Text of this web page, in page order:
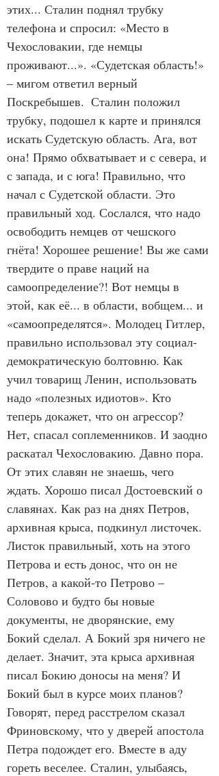
этих... Сталин поднял трубку
телефона и спросил: «Место в
Чехословакии, где немцы
проживают...». «Судетская область!»
– мигом ответил верный
Поскребышев.  Сталин положил
трубку, подошел к карте и принялся
искать Судетскую область. Ага, вот
она! Прямо обхватывает и с севера, и
с запада, и с юга! Правильно, что
начал с Судетской области. Это
правильный ход. Сослался, что надо
освободить немцев от чешского
гнёта! Хорошее решение! Вы же сами
твердите о праве наций на
самоопределение?! Вот немцы в
этой, как её... в области, вобщем... и
«самоопределятся». Молодец Гитлер,
правильно использовал эту социал-
демократическую болтовню. Как
учил товарищ Ленин, использовать
надо «полезных идиотов». Кто
теперь докажет, что он агрессор?
Нет, спасал соплеменников. И заодно
раскатал Чехословакию. Давно пора.
От этих славян не знаешь, чего
ждать. Хорошо писал Достоевский о
славянах. Как раз на днях Петров,
архивная крыса, подкинул листочек.
Листок правильный, хоть на этого
Петрова и есть донос, что он не
Петров, а какой-то Петрово –
Соловово и будто бы новые
документы, не дворянские, ему
Бокий сделал. А Бокий зря ничего не
делает. Значит, эта крыса архивная
писал Бокию доносы на меня? И
Бокий был в курсе моих планов?
Говорят, перед расстрелом сказал
Фриновскому, что у дверей апостола
Петра подождет его. Вместе в аду
гореть веселее. Сталин, улыбаясь,